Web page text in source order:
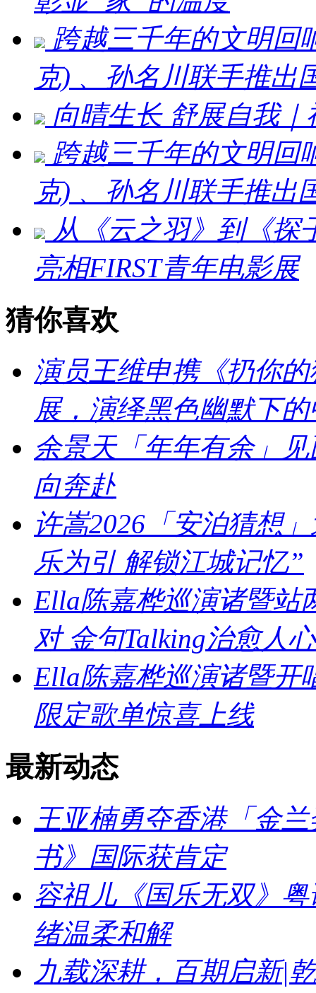
跨越三千年的文明回
克) 、孙名川联手推出
向晴生长 舒展自我
跨越三千年的文明回
克) 、孙名川联手推出
从《云之羽》到《探
亮相FIRST青年电影展
猜你喜欢
演员王维申携《扔你
展，演绎黑色幽默下
余景天「年年有余」
向奔赴
许嵩2026「安泊猜想
乐为引 解锁江城记忆”
Ella陈嘉桦巡演诸暨站
对 金句Talking治愈人心
Ella陈嘉桦巡演诸暨开
限定歌单惊喜上线
最新动态
王亚楠勇夺香港「金
书》国际获肯定
容祖儿《国乐无双》
绪温柔和解
九载深耕，百期启新|